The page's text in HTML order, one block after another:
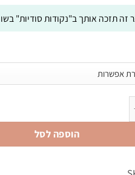
זה תזכה אותך ב"נקודות סודיות"
הוספה לסל